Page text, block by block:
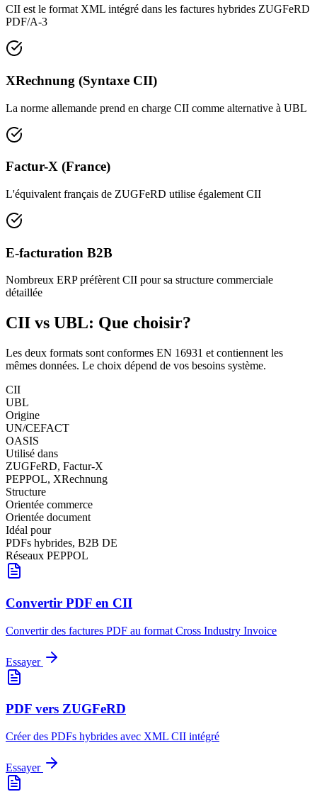
CII est le format XML intégré dans les factures hybrides ZUGFeRD
PDF/A-3
XRechnung (Syntaxe CII)
La norme allemande prend en charge CII comme alternative à UBL
Factur-X (France)
L'équivalent français de ZUGFeRD utilise également CII
E-facturation B2B
Nombreux ERP préfèrent CII pour sa structure commerciale
détaillée
CII vs UBL: Que choisir?
Les deux formats sont conformes EN 16931 et contiennent les
mêmes données. Le choix dépend de vos besoins système.
CII
UBL
Origine
UN/CEFACT
OASIS
Utilisé dans
ZUGFeRD, Factur-X
PEPPOL, XRechnung
Structure
Orientée commerce
Orientée document
Idéal pour
PDFs hybrides, B2B DE
Réseaux PEPPOL
Convertir PDF en CII
Convertir des factures PDF au format Cross Industry Invoice
Essayer
PDF vers ZUGFeRD
Créer des PDFs hybrides avec XML CII intégré
Essayer